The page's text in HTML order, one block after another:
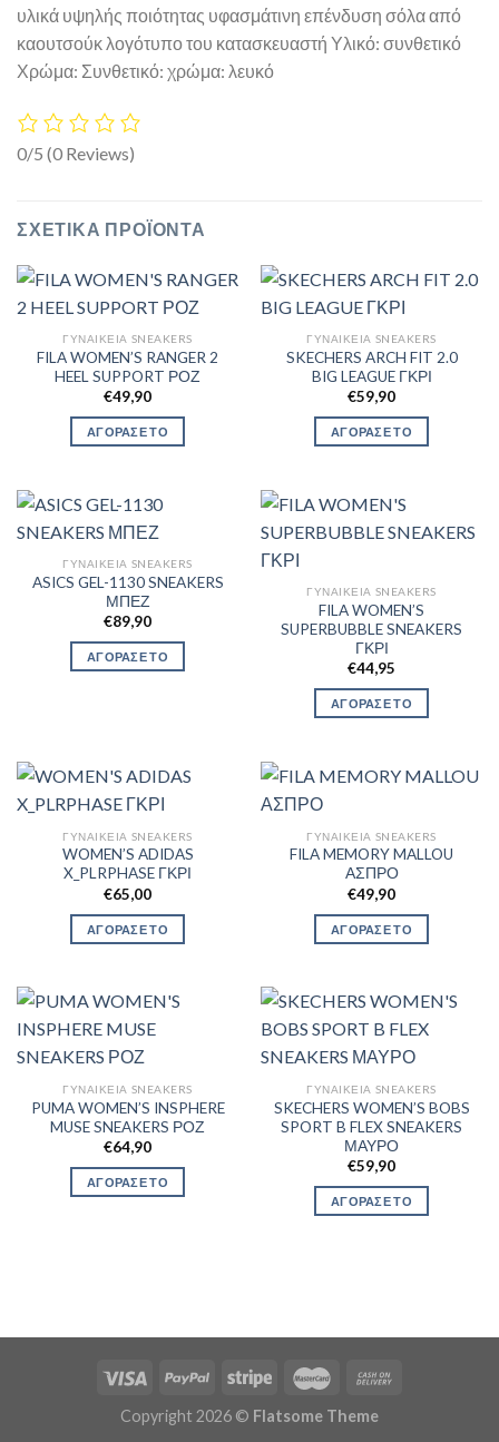
υλικά υψηλής ποιότητας υφασμάτινη επένδυση σόλα από
καουτσούκ λογότυπο του κατασκευαστή Υλικό: συνθετικό
Χρώμα: Συνθετικό: χρώμα: λευκό
0/5 (0 Reviews)
ΣΧΕΤΙΚΆ ΠΡΟΪΌΝΤΑ
ΓΥΝΑΙΚΕΊΑ SNEAKERS
FILA WOMEN’S RANGER 2
HEEL SUPPORT ΡΟΖ
€49,90
ΑΓΟΡΑΣΕ ΤΟ
ΓΥΝΑΙΚΕΊΑ SNEAKERS
SKECHERS ARCH FIT 2.0
BIG LEAGUE ΓΚΡΙ
€59,90
ΑΓΟΡΑΣΕ ΤΟ
ΓΥΝΑΙΚΕΊΑ SNEAKERS
ASICS GEL-1130 SNEAKERS
ΜΠΕΖ
€89,90
ΑΓΟΡΑΣΕ ΤΟ
ΓΥΝΑΙΚΕΊΑ SNEAKERS
FILA WOMEN’S
SUPERBUBBLE SNEAKERS
ΓΚΡΙ
€44,95
ΑΓΟΡΑΣΕ ΤΟ
ΓΥΝΑΙΚΕΊΑ SNEAKERS
WOMEN’S ADIDAS
X_PLRPHASE ΓΚΡΙ
€65,00
ΑΓΟΡΑΣΕ ΤΟ
ΓΥΝΑΙΚΕΊΑ SNEAKERS
FILA MEMORY MALLOU
ΑΣΠΡΟ
€49,90
ΑΓΟΡΑΣΕ ΤΟ
ΓΥΝΑΙΚΕΊΑ SNEAKERS
PUMA WOMEN’S INSPHERE
MUSE SNEAKERS ΡΟΖ
€64,90
ΑΓΟΡΑΣΕ ΤΟ
ΓΥΝΑΙΚΕΊΑ SNEAKERS
SKECHERS WOMEN’S BOBS
SPORT B FLEX SNEAKERS
ΜΑΥΡΟ
€59,90
ΑΓΟΡΑΣΕ ΤΟ
Copyright 2026 © Flatsome Theme